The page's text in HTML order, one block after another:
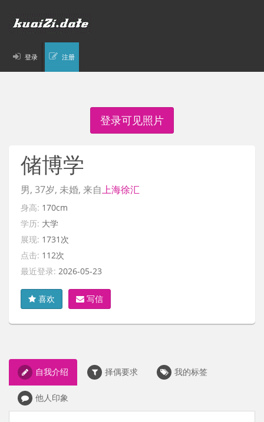
登录 注册
登录可见照片
储博学
男, 37岁, 未婚, 来自上海徐汇
身高: 170cm
学历: 大学
展现: 1731次
点击: 112次
最近登录: 2026-05-23
喜欢 写信
自我介绍 择偶要求 我的标签
他人印象